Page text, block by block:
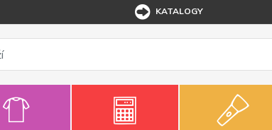
KATALOGY